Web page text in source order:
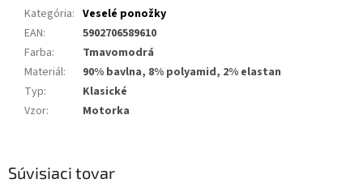
Súvisiaci tovar
Kategória: Veselé ponožky
EAN:
5902706589610
Farba:
Tmavomodrá
Materiál:
90% bavlna, 8% polyamid, 2% elastan
Typ:
Klasické
Vzor: Motorka